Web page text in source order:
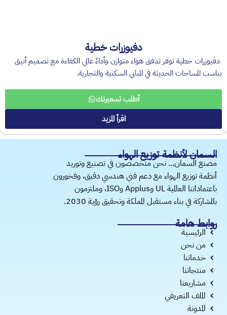
دفيوزرات خطية
دفيوزرات خطية توفر تدفق هواء متوازن وأداءً عالي الكفاءة مع تصميم أنيق
يناسب المساحات الحديثة في المباني السكنية والتجارية.
أطلب تسعيرتك
اقرأ المزيد
​السمان لأنظمة توزيع الهواء
مصنع السمان... نحن متخصصون في تصنيع وتوريد
أنظمة توزيع الهواء مع دعم فني هندسي دقيق، وفخورون
باعتماداتنا العالمية UL وApplus وISO، وملتزمون
بالمشاركة في بناء مستقبل المملكة وتحقيق رؤية 2030.
روابط هامة
الرئيسية
من نحن
خدماتنا
منتجاتنا
مشاريعنا
الملف التعريفي
المدونة